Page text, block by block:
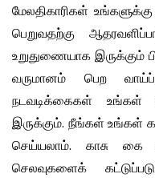
மேலதிகாரிகள்
பெறுவதற்கு
உறுதுணையாக இருக்கும்
வருமானம் பெற
நடவடிக்கைகள் உங்கள்
இருக்கும். நீங்கள்
செய்யலாம். காசு
செலவுகளைக்